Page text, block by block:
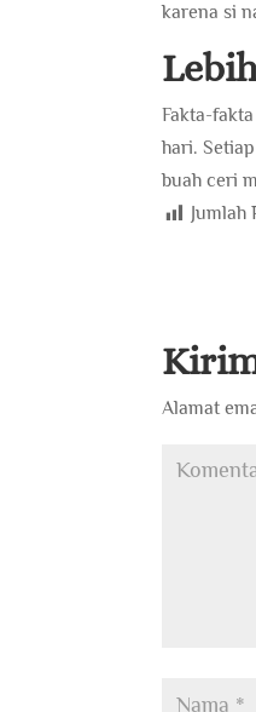
karena si
Fakta-
hari.
buah ceri
Alamat